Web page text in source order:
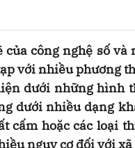
công nghệ số và
với nhiều phương
dưới những hình
dưới nhiều dạng
cấm hoặc các loại
nguy cơ đối với